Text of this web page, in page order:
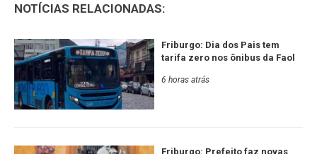
NOTÍCIAS RELACIONADAS:
Friburgo: Dia dos Pais tem
tarifa zero nos ônibus da Faol
6 horas atrás
Friburgo: Prefeito faz novas